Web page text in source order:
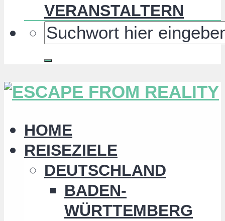
VERANSTALTERN
HOME
REISEZIELE
DEUTSCHLAND
BADEN-
WÜRTTEMBERG